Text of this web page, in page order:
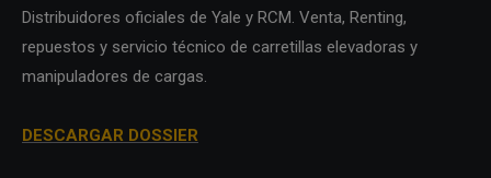
Distribuidores oficiales de Yale y RCM. Venta, Renting,
repuestos y servicio técnico de carretillas elevadoras y
manipuladores de cargas.
DESCARGAR DOSSIER